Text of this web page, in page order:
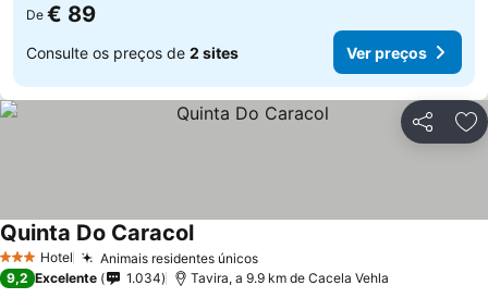
De € 89
Consulte os preços de 2 sites Ver preços
Partilhar
3 EstrelasHotel Animais residentes únicosVer preços
Quinta Do CaracolVer preços
9,2 Excelente 1.034 Tavira, a 9.9 km de Cacela Vehla